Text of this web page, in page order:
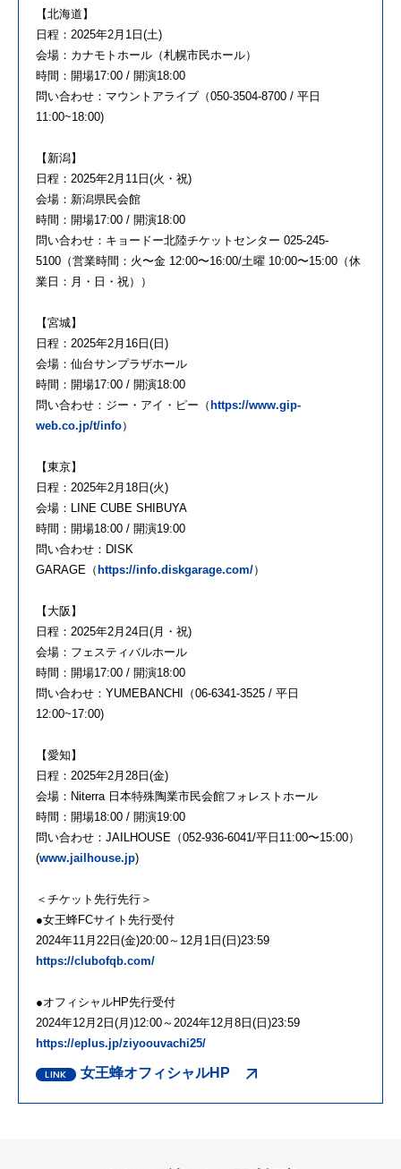
【北海道】
日程：2025年2月1日(土)
会場：カナモトホール（札幌市民ホール）
時間：開場17:00 / 開演18:00
問い合わせ：マウントアライブ（050-3504-8700 / 平日
11:00~18:00)
【新潟】
日程：2025年2月11日(火・祝)
会場：新潟県民会館
時間：開場17:00 / 開演18:00
問い合わせ：キョードー北陸チケットセンター 025-245-
5100（営業時間：火〜金 12:00〜16:00/土曜 10:00〜15:00（休
業日：月・日・祝））
【宮城】
日程：2025年2月16日(日)
会場：仙台サンプラザホール
時間：開場17:00 / 開演18:00
問い合わせ：ジー・アイ・ピー（ https://www.gip-
web.co.jp/t/info）
【東京】
日程：2025年2月18日(火)
会場：LINE CUBE SHIBUYA
時間：開場18:00 / 開演19:00
問い合わせ：DISK
GARAGE（ https://info.diskgarage.com/）
【大阪】
日程：2025年2月24日(月・祝)
会場：フェスティバルホール
時間：開場17:00 / 開演18:00
問い合わせ：YUMEBANCHI（06-6341-3525 / 平日
12:00~17:00)
【愛知】
日程：2025年2月28日(金)
会場：Niterra 日本特殊陶業市民会館フォレストホール
時間：開場18:00 / 開演19:00
問い合わせ：JAILHOUSE（052-936-6041/平日11:00〜15:00）
(www.jailhouse.jp)
＜チケット先行先行＞
●女王蜂FCサイト先行受付
2024年11月22日(金)20:00～12月1日(日)23:59
https://clubofqb.com/
●オフィシャルHP先行受付
2024年12月2日(月)12:00～2024年12月8日(日)23:59
https://eplus.jp/ziyoouvachi25/
女王蜂オフィシャルHP